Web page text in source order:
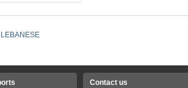
LEBANESE
Contact us